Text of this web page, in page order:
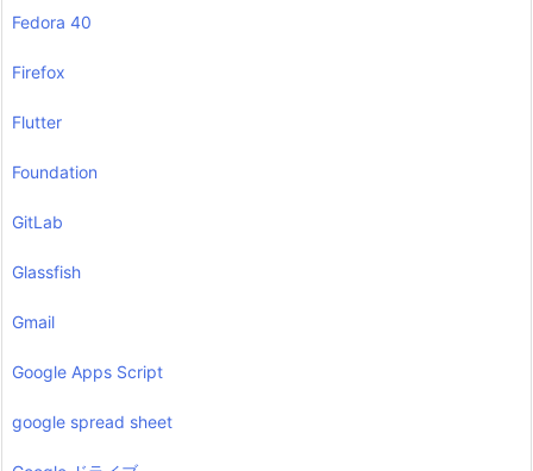
Fedora 40
Firefox
Flutter
Foundation
GitLab
Glassfish
Gmail
Google Apps Script
google spread sheet